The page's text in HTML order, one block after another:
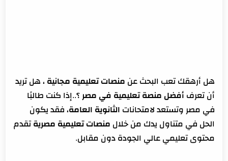
فوائد أكاديمية الدارين
منصة حصص مصر
محتوى منصة حصص مصر
هل أرهقك تعب البحث عن منصات تعليمية مجانية ، هل تريد
أن تعرفأفضل منصة تعليمية في مصر ؟..إذا كنت طالبًا
في مصر وتستعد لامتحانات الثانوية العامة، فقد يكون
الحل في متناول يدك من خلال منصات تعليمية مصرية تقدم
محتوى تعليمي عالي الجودة دون مقابل.